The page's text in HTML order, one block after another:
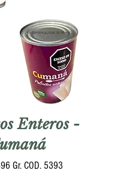
Enteros -
Gr. COD. 5393